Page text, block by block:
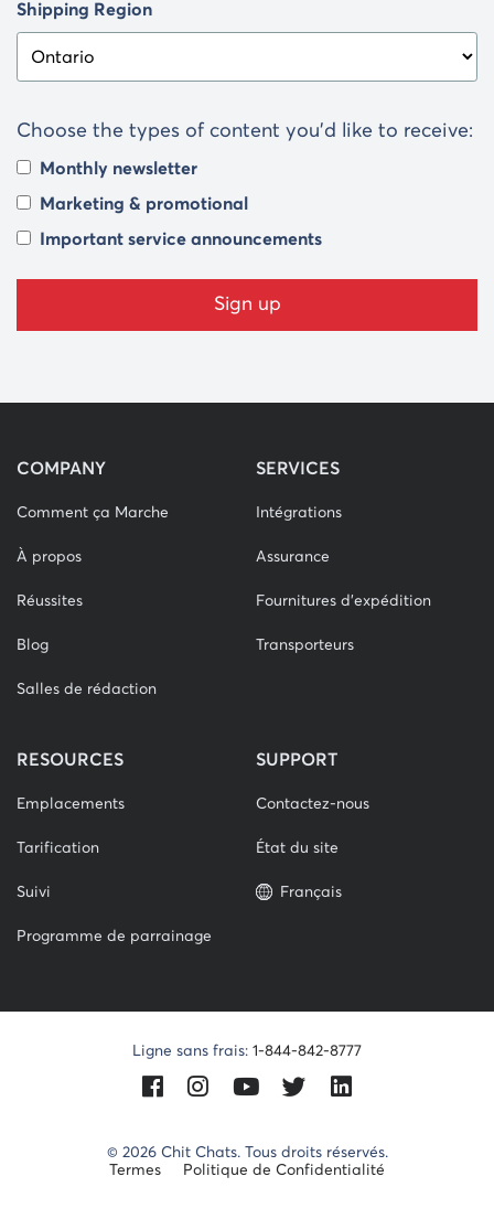
Shipping Region
Choose the types of content you’d like to receive:
Monthly newsletter
Marketing & promotional
Important service announcements
© 2026 Chit Chats. Tous droits réservés.
Termes
Politique de Confidentialité
Ligne sans frais: 1-844-842-8777
Facebook
Instagram
Youtube
TwitterLinkedIn
COMPANY
Comment ça Marche
À propos
Réussites
Blog
Salles de rédaction
SERVICES
Intégrations
Assurance
Fournitures d'expédition
Transporteurs
RESOURCES
Emplacements
Tarification
Suivi
Programme de parrainage
SUPPORT
Contactez-nous
État du site
Français